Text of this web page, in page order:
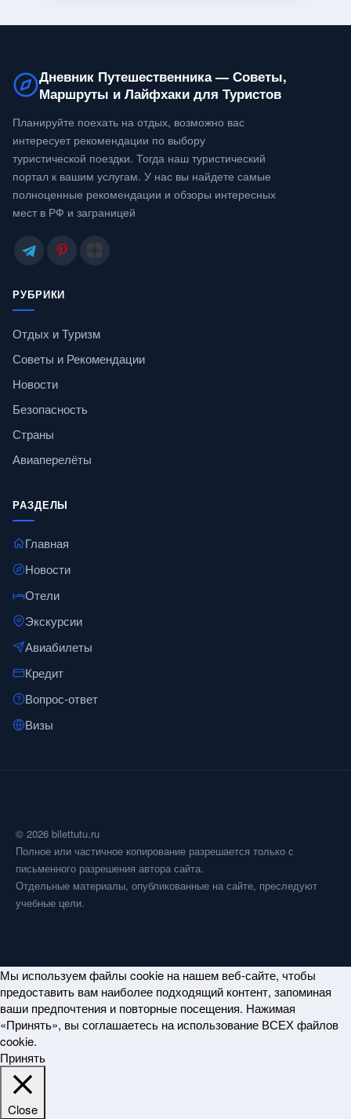
Дневник Путешественника — Советы,
Маршруты и Лайфхаки для Туристов
Планируйте поехать на отдых, возможно вас
интересует рекомендации по выбору
туристической поездки. Тогда наш туристический
портал к вашим услугам. У нас вы найдете самые
полноценные рекомендации и обзоры интересных
мест в РФ и заграницей
РУБРИКИ
Отдых и Туризм
Советы и Рекомендации
Новости
Безопасность
Страны
Авиаперелёты
РАЗДЕЛЫ
Главная
Новости
Отели
Экскурсии
Авиабилеты
Кредит
Вопрос-ответ
Визы
© 2026 bilettutu.ru
Полное или частичное копирование разрешается только с
письменного разрешения автора сайта.
Отдельные материалы, опубликованные на сайте, преследуют
учебные цели.
Мы используем файлы cookie на нашем веб-сайте, чтобы
предоставить вам наиболее подходящий контент, запоминая
ваши предпочтения и повторные посещения. Нажимая
«Принять», вы соглашаетесь на использование ВСЕХ файлов
cookie.
Принять
Close